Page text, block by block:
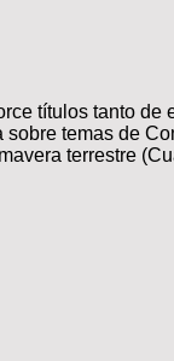
títulos tanto
temas de
terrestre